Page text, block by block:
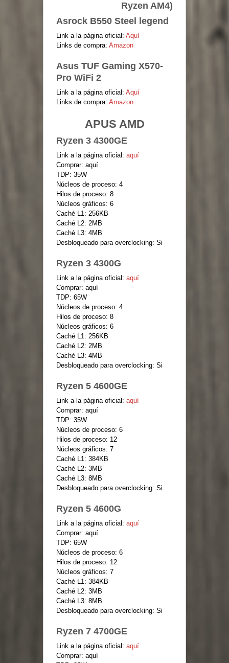
Ryzen AM4)
Asrock B550 Steel legend
Link a la página oficial: Aquí
Links de compra: Amazon
Asus TUF Gaming X570-
Pro WiFi 2
Link a la página oficial: Aquí
Links de compra: Amazon
APUS AMD
Ryzen 3 4300GE
Link a la página oficial: aquí
Comprar: aquí
TDP: 35W
Núcleos de proceso: 4
Hilos de proceso: 8
Núcleos gráficos: 6
Caché L1: 256KB
Caché L2: 2MB
Caché L3: 4MB
Desbloqueado para overclocking: Si
Ryzen 3 4300G
Link a la página oficial: aquí
Comprar: aquí
TDP: 65W
Núcleos de proceso: 4
Hilos de proceso: 8
Núcleos gráficos: 6
Caché L1: 256KB
Caché L2: 2MB
Caché L3: 4MB
Desbloqueado para overclocking: Si
Ryzen 5 4600GE
Link a la página oficial: aquí
Comprar: aquí
TDP: 35W
Núcleos de proceso: 6
Hilos de proceso: 12
Núcleos gráficos: 7
Caché L1: 384KB
Caché L2: 3MB
Caché L3: 8MB
Desbloqueado para overclocking: Si
Ryzen 5 4600G
Link a la página oficial: aquí
Comprar: aquí
TDP: 65W
Núcleos de proceso: 6
Hilos de proceso: 12
Núcleos gráficos: 7
Caché L1: 384KB
Caché L2: 3MB
Caché L3: 8MB
Desbloqueado para overclocking: Si
Ryzen 7 4700GE
Link a la página oficial: aquí
Comprar: aquí